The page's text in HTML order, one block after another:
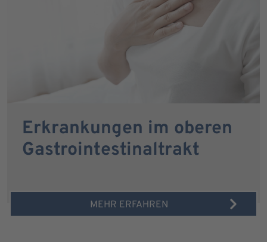
Erkrankungen im oberen
Gastrointestinaltrakt
MEHR ERFAHREN